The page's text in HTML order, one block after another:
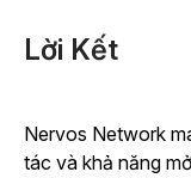
Lời Kết
Nervos Network
tác và khả năng